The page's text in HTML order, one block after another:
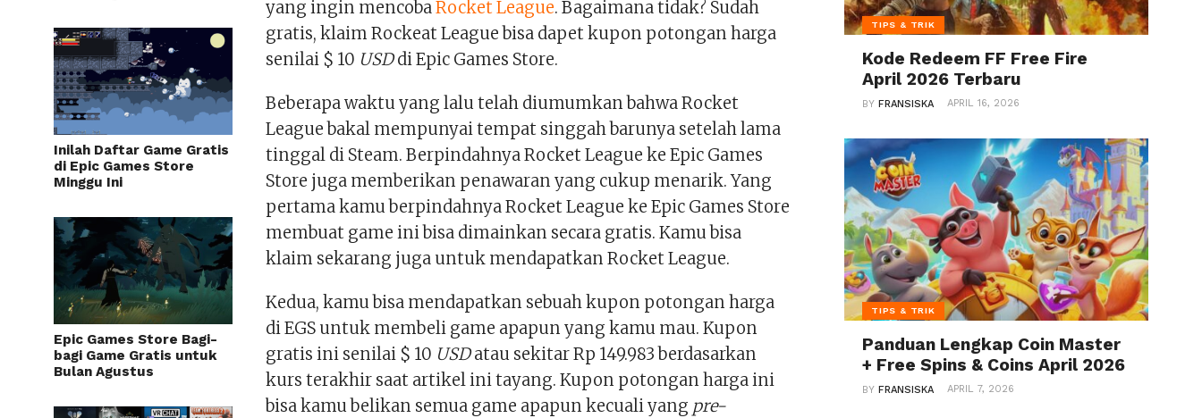
Inilah Daftar Game Gratis
di Epic Games Store
Minggu Ini
Epic Games Store Bagi-
bagi Game Gratis untuk
Bulan Agustus
yang ingin mencobaRocket League. Bagaimana tidak? Sudah
gratis, klaim Rockeat League bisa dapet kupon potongan harga
senilai $ 10 USDdi Epic Games Store.
Beberapa waktu yang lalu telah diumumkan bahwa Rocket
League bakal mempunyai tempat singgah barunya setelah lama
tinggal di Steam. Berpindahnya Rocket League ke Epic Games
Store juga memberikan penawaran yang cukup menarik. Yang
pertama kamu berpindahnya Rocket League ke Epic Games Store
membuat game ini bisa dimainkan secara gratis. Kamu bisa
klaim sekarang juga untuk mendapatkan Rocket League.
Kedua, kamu bisa mendapatkan sebuah kupon potongan harga
di EGS untuk membeli game apapun yang kamu mau. Kupon
gratis ini senilai $ 10 USDatau sekitar Rp 149.983 berdasarkan
kurs terakhir saat artikel ini tayang. Kupon potongan harga ini
bisa kamu belikan semua game apapun kecuali yang pre-
TIPS & TRIK
Kode Redeem FF Free Fire
April 2026 Terbaru
BYFRANSISKA APRIL 16, 2026
TIPS & TRIK
Panduan Lengkap Coin Master
+ Free Spins & Coins April 2026
BYFRANSISKA APRIL 7, 2026